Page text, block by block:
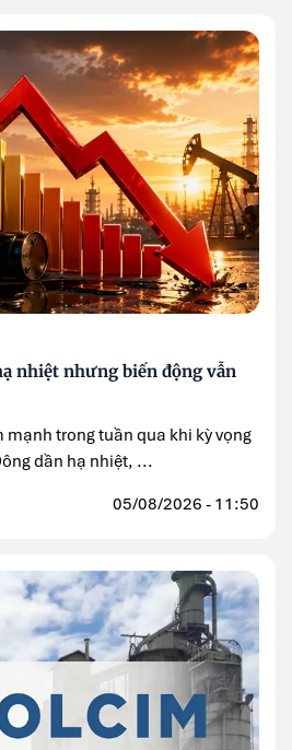
nhiệt nhưng biến động vẫn
mạnh trong tuần qua khi kỳ vọng
dần hạ nhiệt, ...
05/08/2026 - 11:50